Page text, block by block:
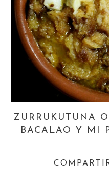
ZURRUKUTUNA
BACALAO Y MI